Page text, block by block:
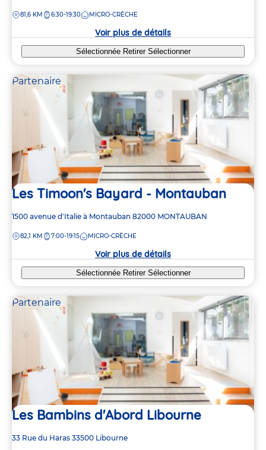
la
DISTANCE
81,6 KM 6:30-19:30 MICRO-CRÈCHE
Voir plus de détails
Sélectionnée Retirer Sélectionner
Partenaire
Les Timoon's Bayard - Montauban
Adresse
la
1500 avenue d'Italie à Montauban 82000 MONTAUBAN
DISTANCE
82,1 KM 7:00-19:15 MICRO-CRÈCHE
Voir plus de détails
Sélectionnée Retirer Sélectionner
Partenaire
Les Bambins d'Abord Libourne
Adresse
33 Rue du Haras 33500 Libourne